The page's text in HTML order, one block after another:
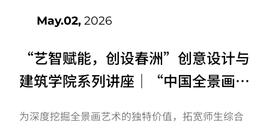
May.02,2026
“艺智赋能，创设春洲”创意设计与
建筑学院系列讲座｜“中国全景画的
为深度挖掘全景画艺术的独特价值，拓宽师生综合